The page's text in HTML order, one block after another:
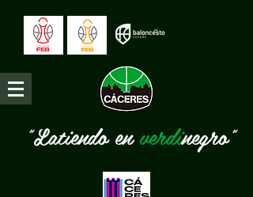
"Latiendo enverdinegro"